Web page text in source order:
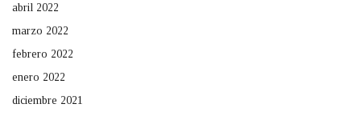
abril 2022
marzo 2022
febrero 2022
enero 2022
diciembre 2021